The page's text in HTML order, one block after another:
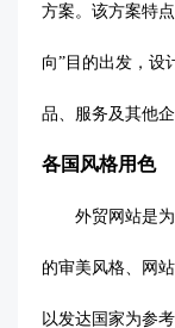
方案。该方案特
向”目的出发，设
品、服务及其他
各国风格用色
外贸网站是
的审美风格、网
以发达国家为参考